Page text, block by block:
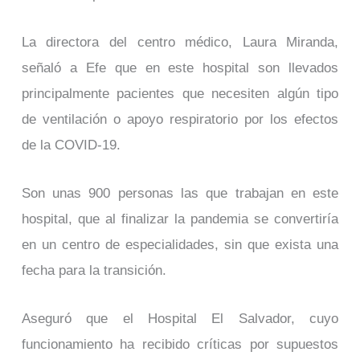
La directora del centro médico, Laura Miranda,
señaló a Efe que en este hospital son llevados
principalmente pacientes que necesiten algún tipo
de ventilación o apoyo respiratorio por los efectos
de la COVID-19.
Son unas 900 personas las que trabajan en este
hospital, que al finalizar la pandemia se convertiría
en un centro de especialidades, sin que exista una
fecha para la transición.
Aseguró que el Hospital El Salvador, cuyo
funcionamiento ha recibido críticas por supuestos